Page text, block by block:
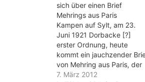
sich über einen Brief
Mehrings aus Paris
Kampen auf Sylt, am 23.
Juni 1921 Dorbacke [?]
erster Ordnung, heute
kommt ein jauchzender
von Mehring aus Paris, der
nach seiner Rückkehr, wie
7. März 2012